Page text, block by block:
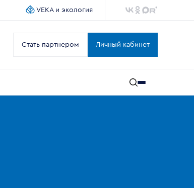
VEKA и экология
Стать партнером Личный кабинет